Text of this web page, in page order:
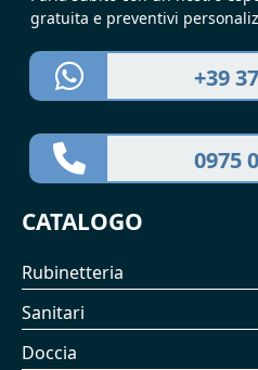
gratuita e preventivi
+39
0975
CATALOGO
Rubinetteria
Sanitari
Doccia